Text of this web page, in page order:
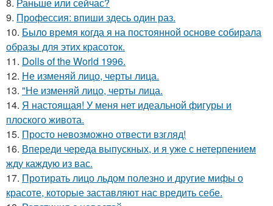
8. Раньше или сейчас?
9. Профессия: впиши здесь один раз.
10. Было время когда я на постоянной основе собирала
образы для этих красоток.
11. Dolls of the World 1996.
12. Не изменяй лицо, черты лица.
13. "Не изменяй лицо, черты лица.
14. Я настоящая! У меня нет идеальной фигуры и
плоского живота.
15. Просто невозможно отвести взгляд!
16. Впереди череда выпускных, и я уже с нетерпением
жду каждую из вас.
17. Протирать лицо льдом полезно и другие мифы о
красоте, которые заставляют нас вредить себе.